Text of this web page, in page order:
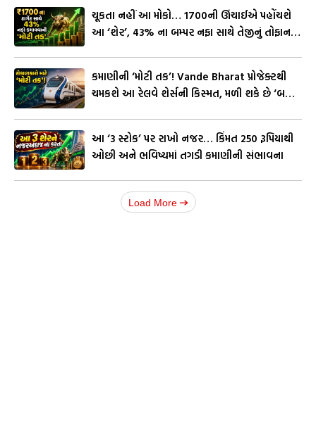
ચૂકતા નહીં આ મોકો… ₹1700ની ઊંચાઈએ પહોંચશે
આ ‘શેર’, 43% ના બમ્પર નફા સાથે તેજીનું તોફાન
કમાણીની ‘મોટી તક’! Vande Bharat પ્રોજેક્ટથી
ચમકશે આ રેલવે શેર્સની કિસ્મત, મળી શકે છે ‘બમ્પર
આ ‘3 સ્ટોક’ પર રાખો નજર… કિંમત 250 રૂપિયાથી
ઓછી અને ભવિષ્યમાં તગડી કમાણીની સંભાવના
Load More